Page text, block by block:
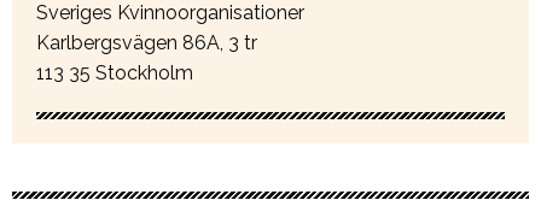
Sveriges Kvinnoorganisationer
Karlbergsvägen 86A, 3 tr
113 35 Stockholm